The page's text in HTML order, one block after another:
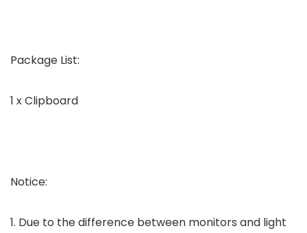
Package List:
1 x Clipboard
Notice:
1. Due to the difference between monitors and light